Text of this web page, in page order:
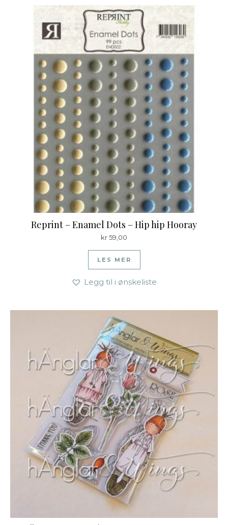
Reprint – Enamel Dots – Hip hip Hooray
kr59,00
LES MER
Legg til i ønskeliste